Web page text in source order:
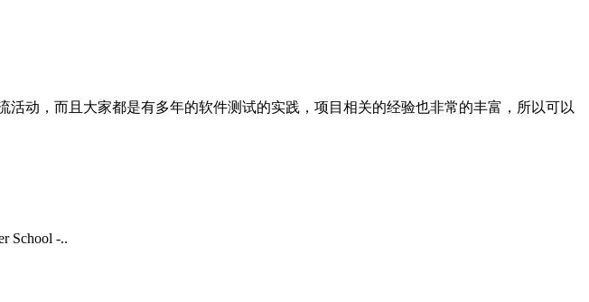
动，而且大家都是有多年的软件测试的实践，项目相关的经验也非常的丰富，所以可以
School -..